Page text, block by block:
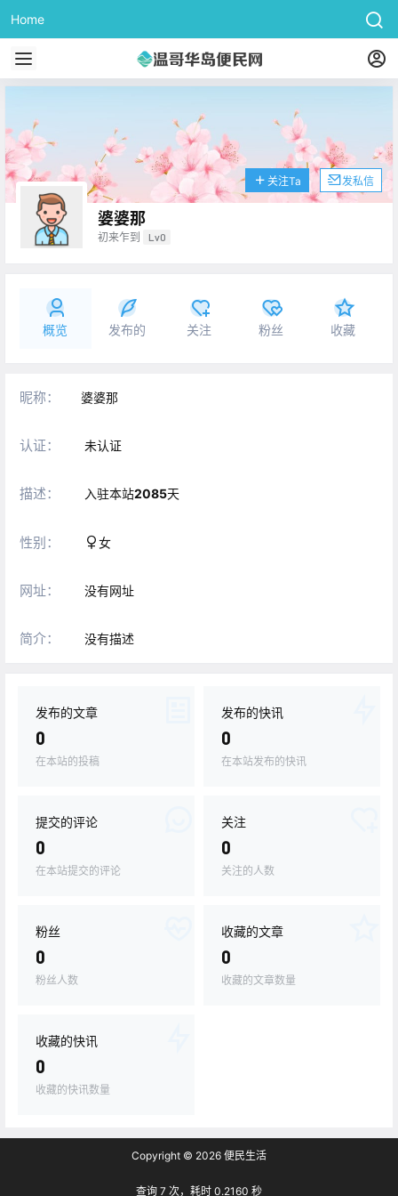
Home
婆婆那
初来乍到 Lv0
关注Ta 发私信
概览 发布的 关注 粉丝 收藏
昵称： 婆婆那
认证： 未认证
描述： 入驻本站2085天
性别： 女
网址： 没有网址
简介： 没有描述
发布的文章
0
在本站的投稿
发布的快讯
0
在本站发布的快讯
提交的评论
0
在本站提交的评论
关注
0
关注的人数
粉丝
0
粉丝人数
收藏的文章
0
收藏的文章数量
收藏的快讯
0
收藏的快讯数量
Copyright © 2026 便民生活
查询 7 次，耗时 0.2160 秒